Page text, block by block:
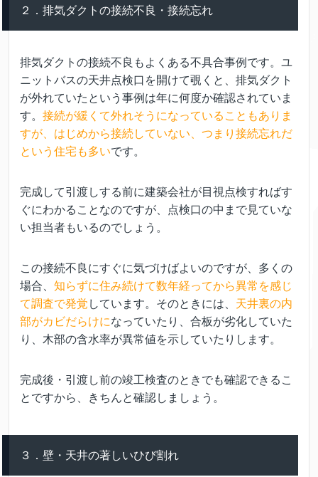
２．排気ダクトの接続不良・接続忘れ
排気ダクトの接続不良もよくある不具合事例です。ユ
ニットバスの天井点検口を開けて覗くと、排気ダクト
が外れていたという事例は年に何度か確認されていま
す。 接続が緩くて外れそうになっていることもありま
すが、はじめから接続していない、つまり接続忘れだ
という住宅も多いです。
完成して引渡しする前に建築会社が目視点検すればす
ぐにわかることなのですが、点検口の中まで見ていな
い担当者もいるのでしょう。
この接続不良にすぐに気づけばよいのですが、多くの
場合、 知らずに住み続けて数年経ってから異常を感じ
て調査で発覚 しています。そのときには、 天井裏の内
部がカビだらけになっていたり、合板が劣化していた
り、木部の含水率が異常値を示していたりします。
完成後・引渡し前の竣工検査のときでも確認できるこ
とですから、きちんと確認しましょう。
３．壁・天井の著しいひび割れ